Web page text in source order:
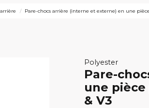
Pare-chocs arrière (interne et externe) en une
Polyester
Pare-
une pièce
& V3